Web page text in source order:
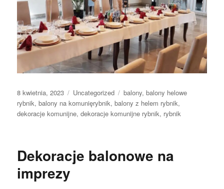
Data
publikacji
8 kwietnia, 2023 Kategorie
Uncategorized Tagi
balony,balony helowe
rybnik,balony na komunięrybnik,balony z helem rybnik,
dekoracje komunijne,dekoracje komunijne rybnik, rybnik
Dekoracje balonowe na
imprezy